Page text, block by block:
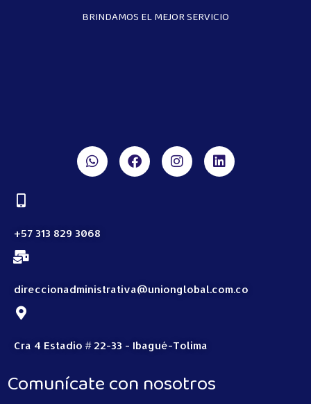
BRINDAMOS EL MEJOR SERVICIO
+57 313 829 3068
direccionadministrativa@unionglobal.com.co
Cra 4 Estadio # 22-33 - Ibagué-Tolima
Comunícate con nosotros